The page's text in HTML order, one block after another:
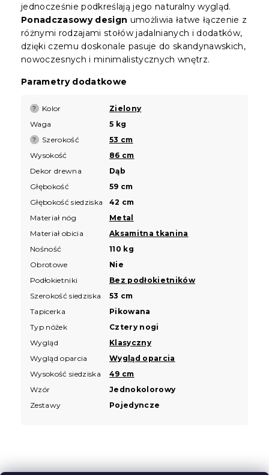
jednocześnie podkreślają jego naturalny wygląd.
Ponadczasowy design umożliwia łatwe łączenie z
różnymi rodzajami stołów jadalnianych i dodatków,
dzięki czemu doskonale pasuje do skandynawskich,
nowoczesnych i minimalistycznych wnętrz.
Parametry dodatkowe
? Kolor
Zielony
Waga
5 kg
? Szerokość
53 cm
Wysokość
86 cm
Dekor drewna
Dąb
Głębokość
59 cm
Głębokość siedziska
42 cm
Materiał nóg
Metal
Materiał obicia
Aksamitna tkanina
Nośność
110 kg
Obrotowe
Nie
Podłokietniki
Bez podłokietników
Szerokość siedziska
53 cm
Tapicerka
Pikowana
Typ nóżek
Cztery nogi
Wygląd
Klasyczny
Wygląd oparcia
Wygląd oparcia
Wysokość siedziska
49 cm
Wzór
Jednokolorowy
Zestawy
Pojedyncze